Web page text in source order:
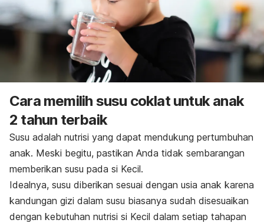
Cara memilih susu coklat untuk anak
2 tahun terbaik
Susu adalah nutrisi yang dapat mendukung pertumbuhan
anak. Meski begitu, pastikan Anda tidak sembarangan
memberikan susu pada si Kecil.
Idealnya, susu diberikan sesuai dengan usia anak karena
kandungan gizi dalam susu biasanya sudah disesuaikan
dengan kebutuhan nutrisi si Kecil dalam setiap tahapan